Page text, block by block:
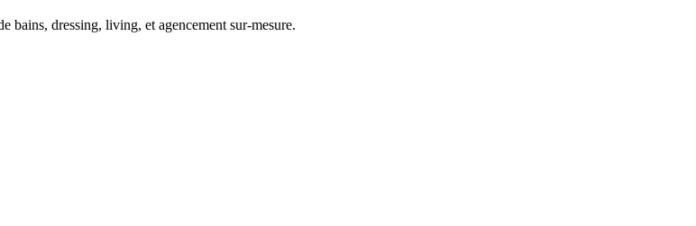
bains, dressing, living, et agencement sur-mesure.